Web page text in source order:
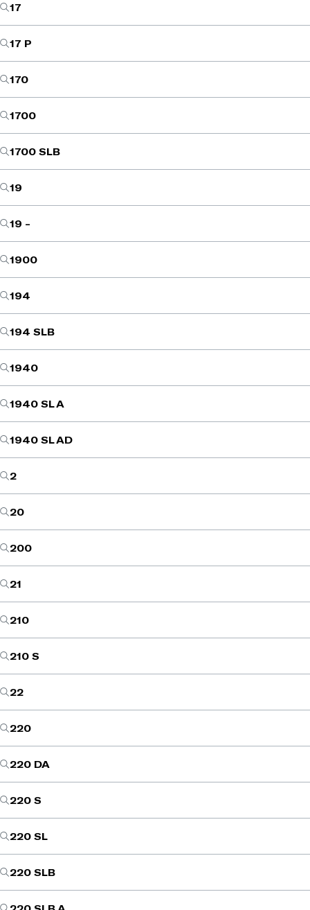
17
17 P
170
1700
1700 SLB
19
19 -
1900
194
194 SLB
1940
1940 SL A
1940 SL AD
2
20
200
21
210
210 S
22
220
220 DA
220 S
220 SL
220 SLB